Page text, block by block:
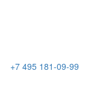
+7 495 181-09-99